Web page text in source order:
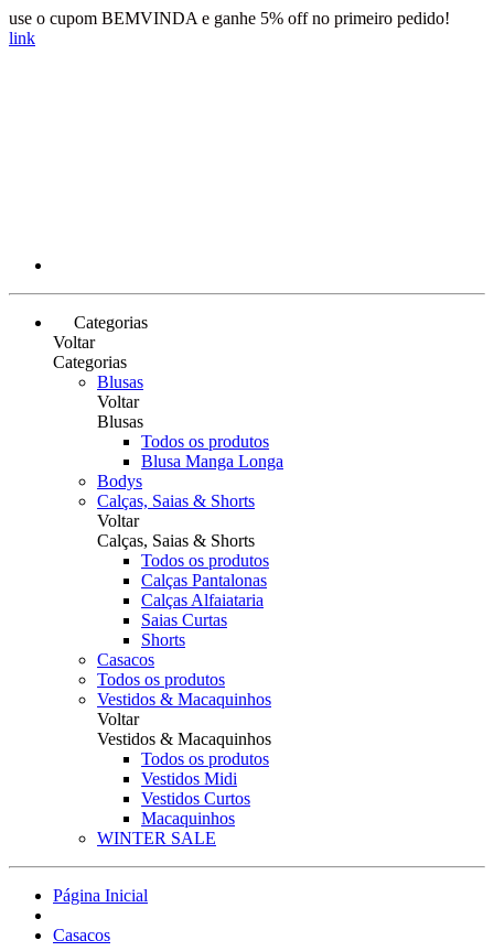
use o cupom BEMVINDA e ganhe 5% off no primeiro pedido!
link
Categorias
Voltar
Categorias
Blusas
Voltar
Blusas
Todos os produtos
Blusa Manga Longa
Bodys
Calças, Saias & Shorts
Voltar
Calças, Saias & Shorts
Todos os produtos
Calças Pantalonas
Calças Alfaiataria
Saias Curtas
Shorts
Casacos
Todos os produtos
Vestidos & Macaquinhos
Voltar
Vestidos & Macaquinhos
Todos os produtos
Vestidos Midi
Vestidos Curtos
Macaquinhos
WINTER SALE
Página Inicial
Casacos